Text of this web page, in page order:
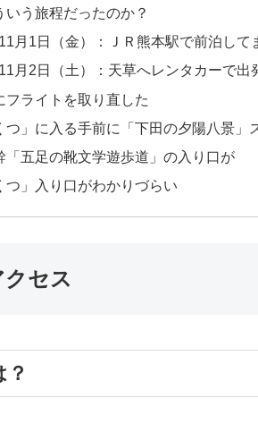
いう旅程だったのか？
月1日（金）：ＪＲ熊本駅で前泊して
月2日（土）：天草へレンタカーで出
フライトを取り直した
つ」に入る手前に「下田の夕陽八景」
「五足の靴文学遊歩道」の入り口が
つ」入り口がわかりづらい
クセス
？